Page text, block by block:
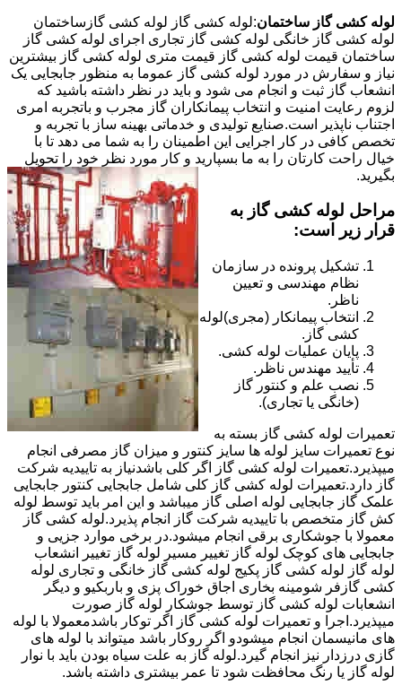
لوله کشی گاز ساختمان:لوله کشی گاز لوله کشی گازساختمان
لوله کشی گاز خانگی لوله کشی گاز تجاری اجرای لوله کشی گاز
ساختمان قیمت لوله کشی گاز قیمت متری لوله کشی گاز بیشترین
نیاز و سفارش در مورد لوله کشی گاز عموما به منظور جابجایی یک
انشعاب گاز ثبت و انجام می شود و باید در نظر داشته باشید که
لزوم رعایت امنیت و انتخاب پیمانکاران گاز مجرب و باتجربه امری
اجتناب ناپذیر است.صنایع تولیدی و خدماتی بهینه ساز با تجربه و
تخصص کافی در کار اجرایی این اطمینان را به شما می دهد تا با
خیال راحت کارتان را به ما بسپارید و کار مورد نظر خود را تحویل
بگیرید.
مراحل لوله کشی گاز به
قرار زیر است:
تشکیل پرونده در سازمان
نظام مهندسی و تعیین
ناظر.
انتخاب پیمانکار (مجری)لوله
کشی گاز.
پایان عملیات لوله کشی.
تأیید مهندس ناظر.
نصب علم و کنتور گاز
(خانگی یا تجاری).
تعمیرات لوله کشی گاز بسته به
نوع تعمیرات سایز لوله ها سایز کنتور و میزان گاز مصرفی انجام
میپذیرد.تعمیرات لوله کشی گاز اگر کلی باشدنیاز به تاییدیه شرکت
گاز دارد.تعمیرات لوله کشی گاز کلی شامل جابجایی کنتور جابجایی
علمک گاز جابجایی لوله اصلی گاز میباشد و این امر باید توسط لوله
کش گاز متخصص با تاییدیه شرکت گاز انجام پذیرد.لوله کشی گاز
معمولا با جوشکاری برقی انجام میشود.در برخی موارد جزیی و
جابجایی های کوچک لوله گاز تغییر مسیر لوله گاز تغییر انشعاب
لوله گاز لوله کشی گاز پکیج لوله کشی گاز خانگی و تجاری لوله
کشی گازفر شومینه بخاری اجاق خوراک پزی و باربکیو و دیگر
انشعابات لوله کشی گاز توسط جوشکار لوله گاز صورت
میپذیرد.اجرا و تعمیرات لوله کشی گاز اگر توکار باشدمعمولا با لوله
های مانیسمان انجام میشودو اگر روکار باشد میتواند با لوله های
گازی درزدار نیز انجام گیرد.لوله گاز به علت سیاه بودن باید با نوار
لوله گاز یا رنگ محافظت شود تا عمر بیشتری داشته باشد.